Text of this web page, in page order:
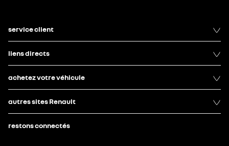
service client
liens directs
achetez votre véhicule
autres sites Renault
restons connectés